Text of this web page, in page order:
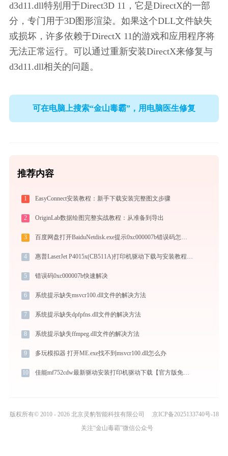
d3d11.dll特别用于Direct3D 11，它是DirectX的一部
分，专门用于3D图形渲染。如果这个DLL文件缺失
或损坏，许多依赖于DirectX 11的游戏和应用程序将
无法正常运行。可以通过重新安装DirectX来修复与
d3d11.dll相关的问题。
可在电脑上搜索“金山毒霸”，用电脑医生修复
推荐内容
1 EasyConnect安装教程：新手下载安装完整图文步骤
2 OriginLab数据绘图完整实战教程：从准备到导出
3 百度网盘打开BaiduNetdisk.exe提示0xc000007b错误码怎么办
4 惠普LaserJet P4015x(CB511A)打印机驱动下载与安装教程：新手也能轻松搞定
5 错误码0xc000007b快速解决
6 系统提示缺失msvcr100.dll文件的解决方法
7 系统提示缺失dpfpfns.dll文件的解决方法
8 系统提示缺失ffmpeg.dll文件的解决方法
9 多玩模拟器 打开ME.exe找不到msvcr100.dll怎么办
10 佳能mf752cdw最新驱动安装打印机驱动下载【官方版免费】安装教程
版权所有© 2010 - 2026 北京灵豹智能科技有限公司
京ICP备2025133740号-18
关注“金山毒霸”微信公众号